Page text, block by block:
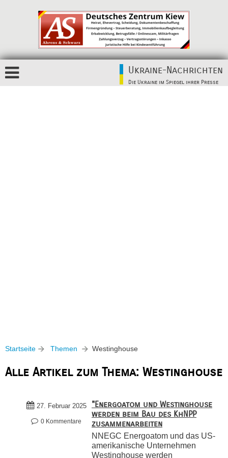
Ukraine-Nachrichten
Die Ukraine im Spiegel ihrer Presse
Startseite Themen Westinghouse
Alle Artikel zum Thema: Westinghouse
27. Februar 2025
0 Kommentare
"Energoatom und Westinghouse
werden beim Bau des KhNPP
zusammenarbeiten
NNEGC Energoatom und das US-
amerikanische Unternehmen
Westinghouse werden